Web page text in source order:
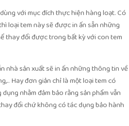
với mục đích thực hiện hàng loạt. Có
loại tem này sẽ được in ấn sẵn những
thay đổi được trong bất kỳ với con tem
nhà sản xuất sẽ in ấn những thông tin về
Hay đơn giản chỉ là một loại tem có
nhằm đảm bảo rằng sản phẩm vẫn
đổi chứ không có tác dụng bảo hành